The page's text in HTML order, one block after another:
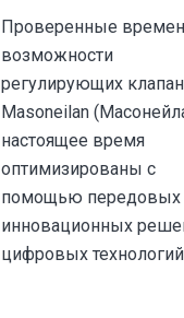
Проверенные
возможности
регулирующих
Masoneilan
настоящее время
оптимизированы с
помощью передовых
инновационных
цифровых